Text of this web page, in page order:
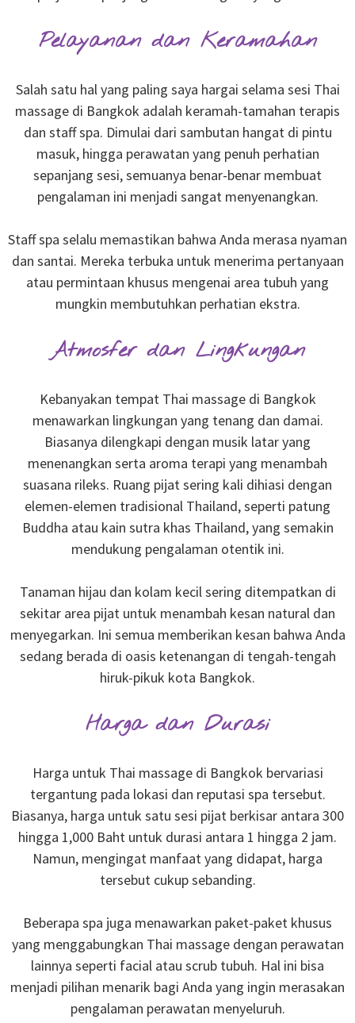
Pelayanan dan Keramahan
Salah satu hal yang paling saya hargai selama sesi Thai
massage di Bangkok adalah keramah-tamahan terapis
dan staff spa. Dimulai dari sambutan hangat di pintu
masuk, hingga perawatan yang penuh perhatian
sepanjang sesi, semuanya benar-benar membuat
pengalaman ini menjadi sangat menyenangkan.
Staff spa selalu memastikan bahwa Anda merasa nyaman
dan santai. Mereka terbuka untuk menerima pertanyaan
atau permintaan khusus mengenai area tubuh yang
mungkin membutuhkan perhatian ekstra.
Atmosfer dan Lingkungan
Kebanyakan tempat Thai massage di Bangkok
menawarkan lingkungan yang tenang dan damai.
Biasanya dilengkapi dengan musik latar yang
menenangkan serta aroma terapi yang menambah
suasana rileks. Ruang pijat sering kali dihiasi dengan
elemen-elemen tradisional Thailand, seperti patung
Buddha atau kain sutra khas Thailand, yang semakin
mendukung pengalaman otentik ini.
Tanaman hijau dan kolam kecil sering ditempatkan di
sekitar area pijat untuk menambah kesan natural dan
menyegarkan. Ini semua memberikan kesan bahwa Anda
sedang berada di oasis ketenangan di tengah-tengah
hiruk-pikuk kota Bangkok.
Harga dan Durasi
Harga untuk Thai massage di Bangkok bervariasi
tergantung pada lokasi dan reputasi spa tersebut.
Biasanya, harga untuk satu sesi pijat berkisar antara 300
hingga 1,000 Baht untuk durasi antara 1 hingga 2 jam.
Namun, mengingat manfaat yang didapat, harga
tersebut cukup sebanding.
Beberapa spa juga menawarkan paket-paket khusus
yang menggabungkan Thai massage dengan perawatan
lainnya seperti facial atau scrub tubuh. Hal ini bisa
menjadi pilihan menarik bagi Anda yang ingin merasakan
pengalaman perawatan menyeluruh.